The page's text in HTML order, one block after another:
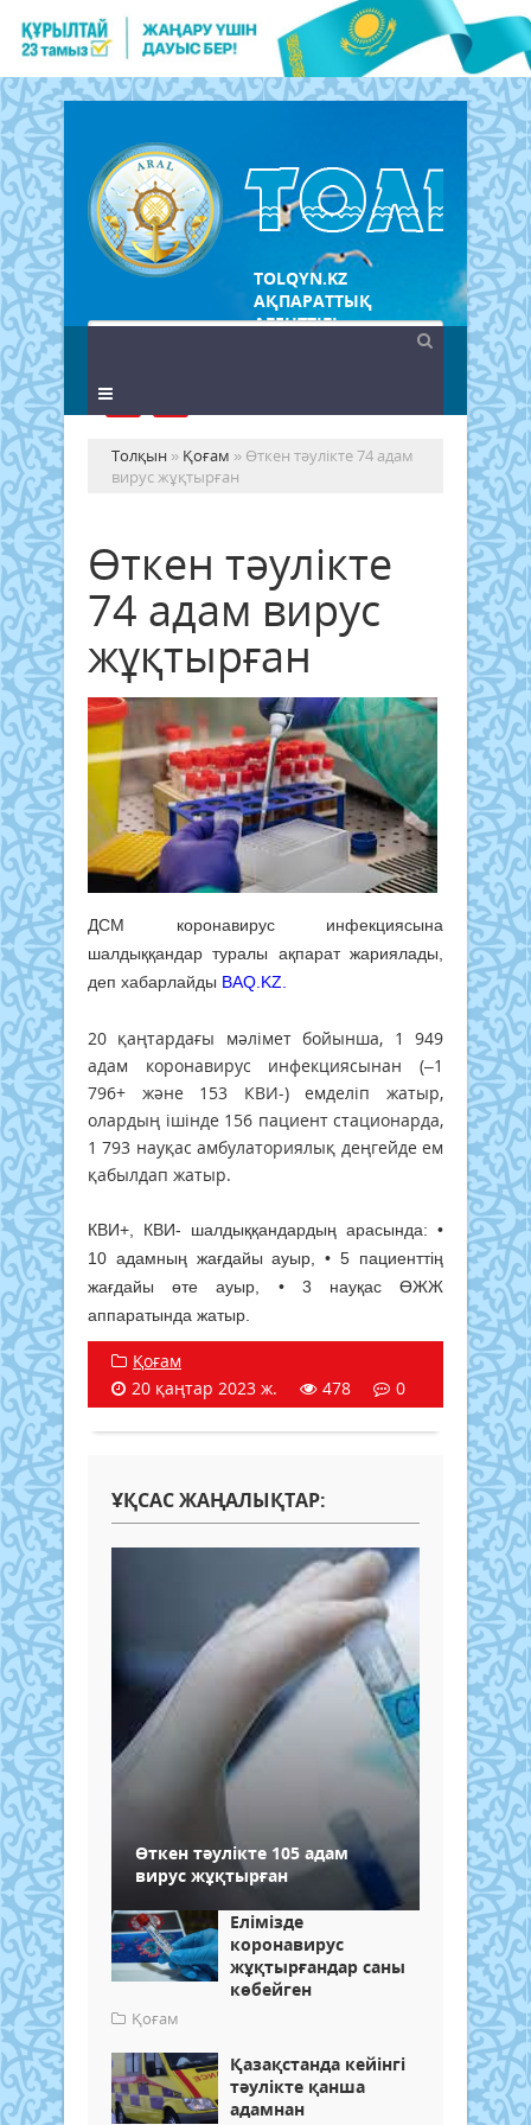
TOLQYN.KZ
АҚПАРАТТЫҚ
АГЕНТТІГІ
Толқын » Қоғам » Өткен тәулікте 74 адам
вирус жұқтырған
Өткен тәулікте
74 адам вирус
жұқтырған
ДСМ коронавирус инфекциясына
шалдыққандар туралы ақпарат жариялады,
деп хабарлайды BAQ.KZ.
20 қаңтардағы мәлімет бойынша, 1 949
адам коронавирус инфекциясынан (–1
796+ және 153 КВИ-) емделіп жатыр,
олардың ішінде 156 пациент стационарда,
1 793 науқас амбулаториялық деңгейде ем
қабылдап жатыр.
КВИ+, КВИ- шалдыққандардың арасында: •
10 адамның жағдайы ауыр, • 5 пациенттің
жағдайы өте ауыр, • 3 науқас ӨЖЖ
аппаратында жатыр.
Қоғам
20 қаңтар 2023 ж.
478 0
ҰҚСАС ЖАҢАЛЫҚТАР:
Өткен тәулікте 105 адам
вирус жұқтырған
Елімізде
коронавирус
жұқтырғандар саны
көбейген
Қоғам
Қазақстанда кейінгі
тәулікте қанша
адамнан